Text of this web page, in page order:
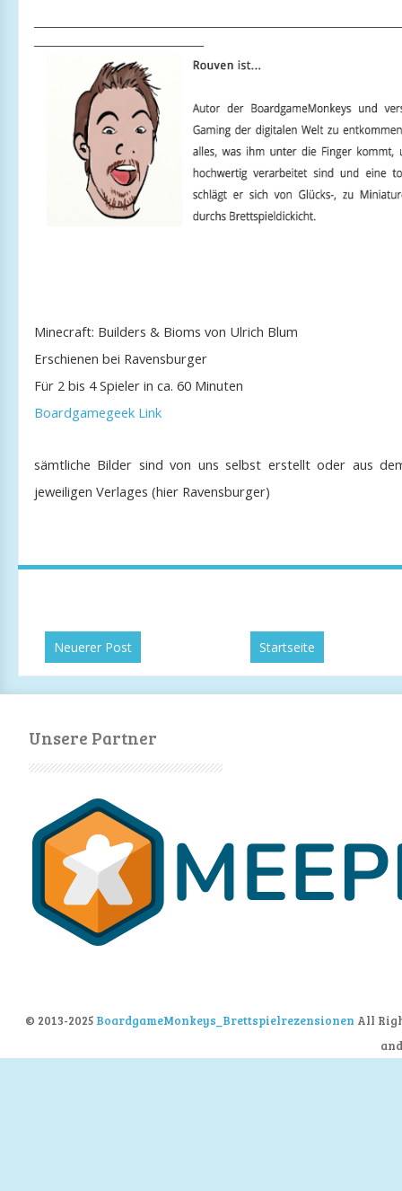
Minecraft: Builders & Bioms von Ulrich Blum
Erschienen bei Ravensburger
Für 2 bis 4 Spieler in ca. 60 Minuten
Boardgamegeek Link
sämtliche Bilder sind von uns selbst erstellt oder aus
jeweiligen Verlages (hier Ravensburger)
Neuerer Post Startseite
Unsere Partner
© 2013-2025 BoardgameMonkeys_Brettspielrezensionen All